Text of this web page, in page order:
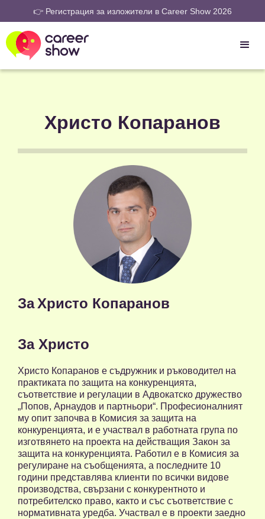
👉 Регистрация за изложители в Career Show 2026
Христо Копаранов
За Христо Копаранов
За Христо
Христо Копаранов е съдружник и ръководител на
практиката по защита на конкуренцията,
съответствие и регулации в Адвокатско дружество
„Попов, Арнаудов и партньори“. Професионалният
му опит започва в Комисия за защита на
конкуренцията, и е участвал в работната група по
изготвянето на проекта на действащия Закон за
защита на конкуренцията. Работил е в Комисия за
регулиране на съобщенията, а последните 10
години представлява клиенти по всички видове
производства, свързани с конкурентното и
потребителско право, както и със съответствие с
нормативната уредба. Участвал е в проекти заедно